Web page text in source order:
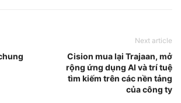
Next article
Cision mua lại Trajaan, mở
rộng ứng dụng AI và trí tuệ
tìm kiếm trên các nền tảng
của công ty